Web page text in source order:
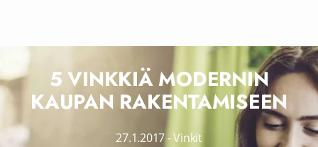
5 VINKKIÄ MODERNIN
KAUPAN RAKENTAMISEEN
27.1.2017-Vinkit